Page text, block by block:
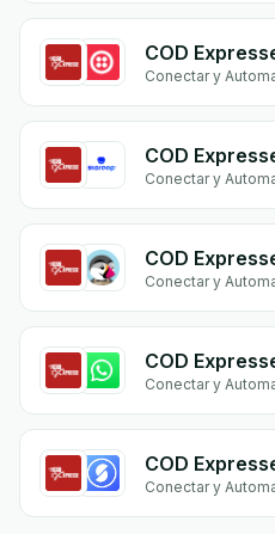
COD
Conectar y
COD
Conectar y
COD
Conectar y
COD
Conectar y
COD
Conectar y